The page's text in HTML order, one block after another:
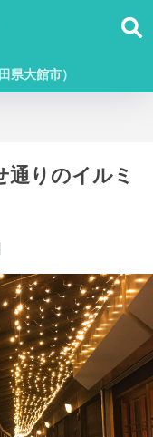
県大館市）
通りのイルミ